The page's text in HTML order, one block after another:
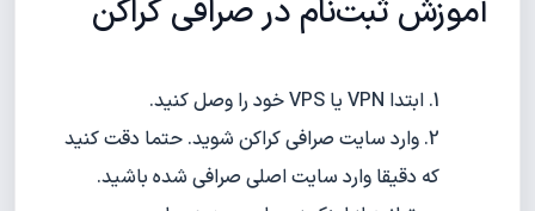
آموزش ثبت‌نام در صرافی کراکن
ابتدا VPN یا VPS خود را وصل کنید.
وارد سایت صرافی کراکن شوید. حتما دقت کنید
که دقیقا وارد سایت اصلی صرافی شده باشید.